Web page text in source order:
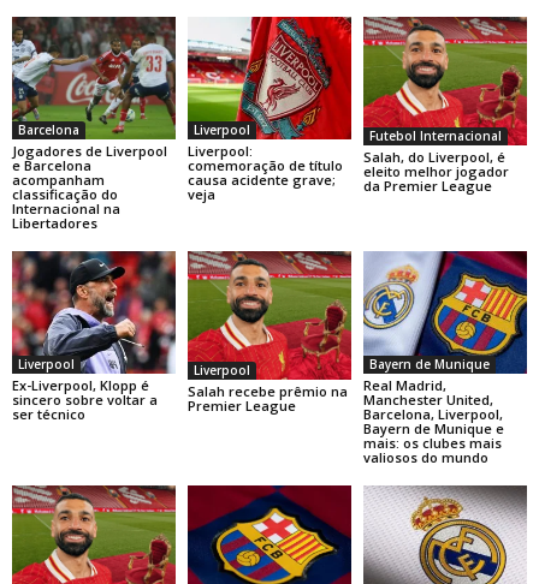
Barcelona
Jogadores de Liverpool
e Barcelona
acompanham
classificação do
Internacional na
Libertadores
Liverpool
Liverpool:
comemoração de título
causa acidente grave;
veja
Futebol Internacional
Salah, do Liverpool, é
eleito melhor jogador
da Premier League
Liverpool
Ex-Liverpool, Klopp é
sincero sobre voltar a
ser técnico
Liverpool
Salah recebe prêmio na
Premier League
Bayern de Munique
Real Madrid,
Manchester United,
Barcelona, Liverpool,
Bayern de Munique e
mais: os clubes mais
valiosos do mundo